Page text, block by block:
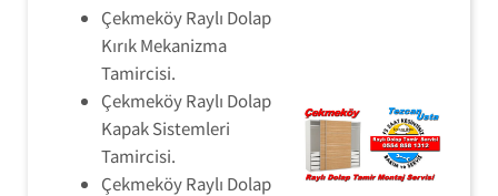
Çekmeköy Raylı Dolap
Kırık Mekanizma
Tamircisi.
Çekmeköy Raylı Dolap
Kapak Sistemleri
Tamircisi.
Çekmeköy Raylı Dolap